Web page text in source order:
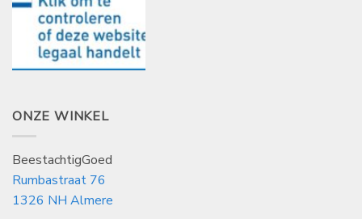
ONZE WINKEL
BeestachtigGoed
Rumbastraat 76
1326 NH Almere